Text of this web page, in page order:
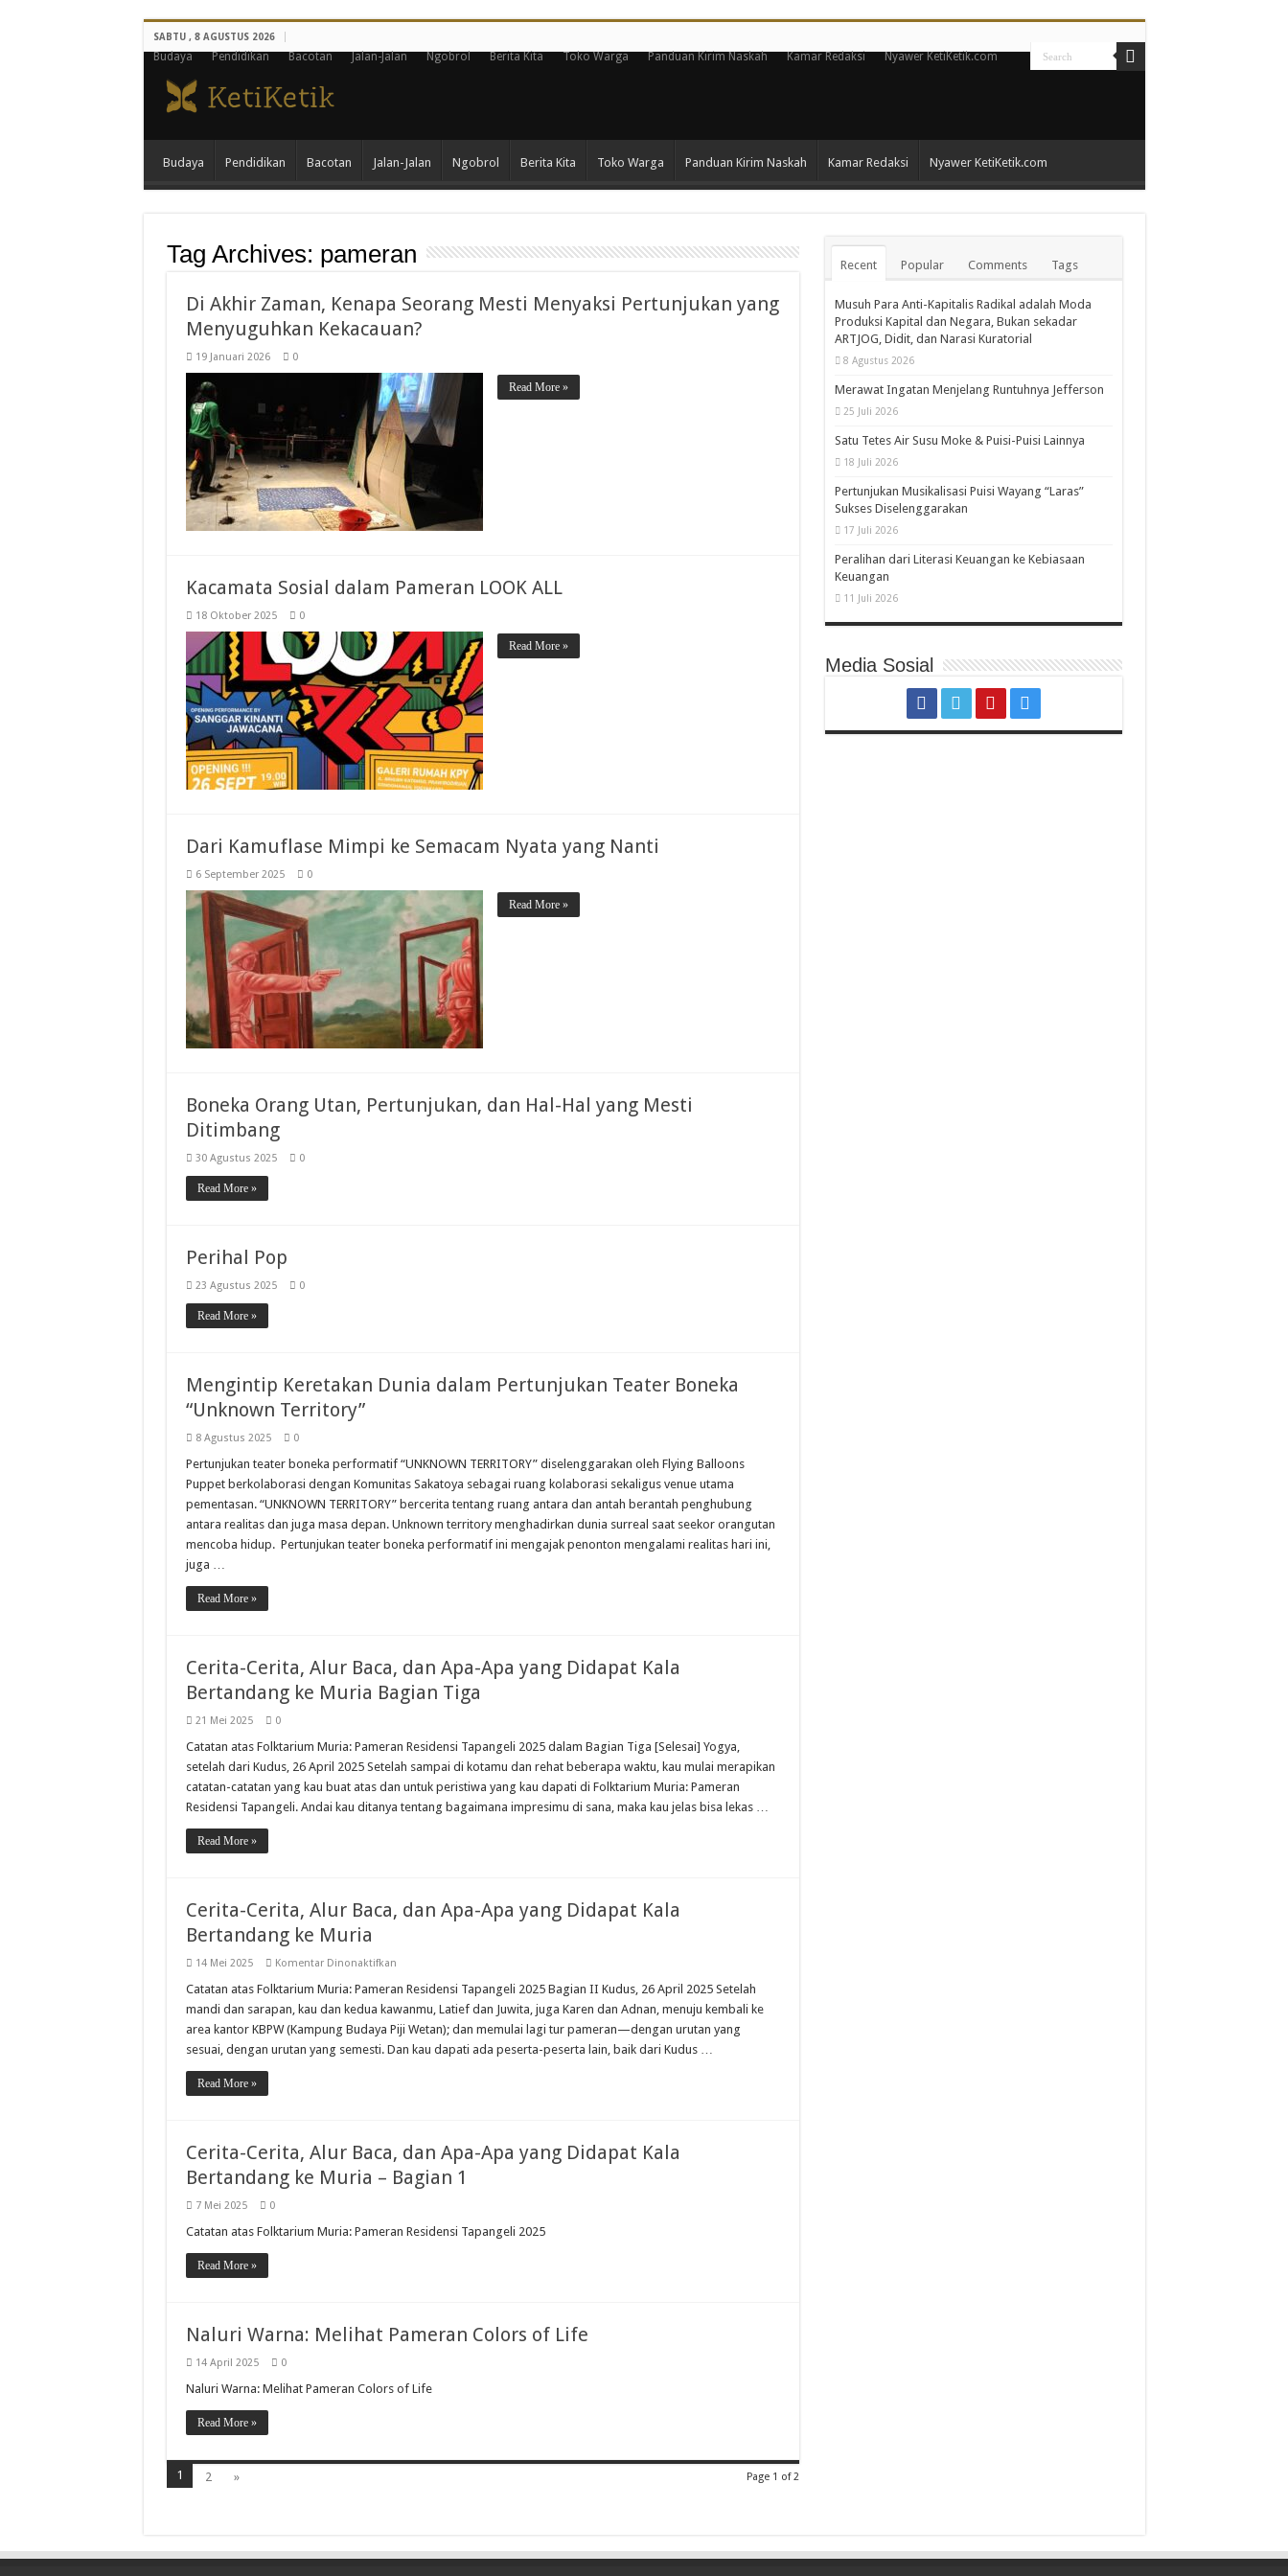
SABTU , 8 AGUSTUS 2026
Budaya Pendidikan Bacotan Jalan-Jalan Ngobrol Berita Kita Toko Warga Panduan Kirim Naskah Kamar Redaksi Nyawer KetiKetik.com
Budaya Pendidikan Bacotan Jalan-Jalan Ngobrol Berita Kita Toko Warga Panduan Kirim Naskah Kamar Redaksi Nyawer KetiKetik.com
Tag Archives: pameran
Di Akhir Zaman, Kenapa Seorang Mesti Menyaksi Pertunjukan yang
Menyuguhkan Kekacauan?
19 Januari 2026 0
Read More »
Kacamata Sosial dalam Pameran LOOK ALL
18 Oktober 2025 0
Read More »
Dari Kamuflase Mimpi ke Semacam Nyata yang Nanti
6 September 2025 0
Read More »
Boneka Orang Utan, Pertunjukan, dan Hal-Hal yang Mesti
Ditimbang
30 Agustus 2025 0
Read More »
Perihal Pop
23 Agustus 2025 0
Read More »
Mengintip Keretakan Dunia dalam Pertunjukan Teater Boneka
“Unknown Territory”
8 Agustus 2025 0
Pertunjukan teater boneka performatif “UNKNOWN TERRITORY” diselenggarakan oleh Flying Balloons
Puppet berkolaborasi dengan Komunitas Sakatoya sebagai ruang kolaborasi sekaligus venue utama
pementasan. “UNKNOWN TERRITORY” bercerita tentang ruang antara dan antah berantah penghubung
antara realitas dan juga masa depan. Unknown territory menghadirkan dunia surreal saat seekor orangutan
mencoba hidup. Pertunjukan teater boneka performatif ini mengajak penonton mengalami realitas hari ini,
juga …
Read More »
Cerita-Cerita, Alur Baca, dan Apa-Apa yang Didapat Kala
Bertandang ke Muria Bagian Tiga
21 Mei 2025 0
Catatan atas Folktarium Muria: Pameran Residensi Tapangeli 2025 dalam Bagian Tiga [Selesai] Yogya,
setelah dari Kudus, 26 April 2025 Setelah sampai di kotamu dan rehat beberapa waktu, kau mulai merapikan
catatan-catatan yang kau buat atas dan untuk peristiwa yang kau dapati di Folktarium Muria: Pameran
Residensi Tapangeli. Andai kau ditanya tentang bagaimana impresimu di sana, maka kau jelas bisa lekas …
Read More »
Cerita-Cerita, Alur Baca, dan Apa-Apa yang Didapat Kala
Bertandang ke Muria
14 Mei 2025 Komentar Dinonaktifkanpada
Cerita,
Baca,
dan
Apa-
Apa
Catatan atas Folktarium Muria: Pameran Residensi Tapangeli 2025 Bagian II Kudus, 26 April 2025 Setelah
mandi dan sarapan, kau dan kedua kawanmu, Latief dan Juwita, juga Karen dan Adnan, menuju kembali ke
area kantor KBPW (Kampung Budaya Piji Wetan); dan memulai lagi tur pameran—dengan urutan yang
sesuai, dengan urutan yang semesti. Dan kau dapati ada peserta-peserta lain, baik dari Kudus …
Read More »
Cerita-Cerita, Alur Baca, dan Apa-Apa yang Didapat Kala
Bertandang ke Muria – Bagian 1
7 Mei 2025 0
Catatan atas Folktarium Muria: Pameran Residensi Tapangeli 2025
Read More »
Naluri Warna: Melihat Pameran Colors of Life
14 April 2025 0
Naluri Warna: Melihat Pameran Colors of Life
Read More »
Page 1 of 2
1 2 »
Recent Popular Comments Tags
Musuh Para Anti-Kapitalis Radikal adalah Moda
Produksi Kapital dan Negara, Bukan sekadar
ARTJOG, Didit, dan Narasi Kuratorial
8 Agustus 2026
Merawat Ingatan Menjelang Runtuhnya Jefferson
25 Juli 2026
Satu Tetes Air Susu Moke & Puisi-Puisi Lainnya
18 Juli 2026
Pertunjukan Musikalisasi Puisi Wayang “Laras”
Sukses Diselenggarakan
17 Juli 2026
Peralihan dari Literasi Keuangan ke Kebiasaan
Keuangan
11 Juli 2026
Media Sosial